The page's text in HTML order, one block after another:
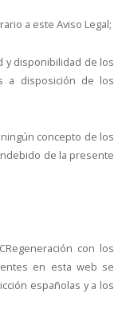
a este Aviso Legal;
y disponibilidad de los
a disposición de los
concepto de los
de la presente
con los
en esta web se
españolas y a los